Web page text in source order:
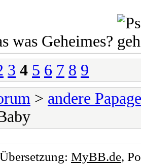
was Geheimes?
3 4 5 6 7 8 9
> andere
MyBB.de,